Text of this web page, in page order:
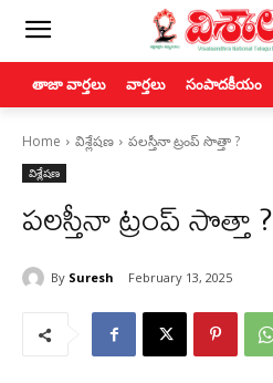
తాజా వార్తలు వార్తలు సంపాదకీయం
Home విశ్లేషణ పలస్తీనా ట్రంప్‌ సొత్తా ?
విశ్లేషణ
పలస్తీనా ట్రంప్‌ సొత్తా ?
By Suresh February 13, 2025